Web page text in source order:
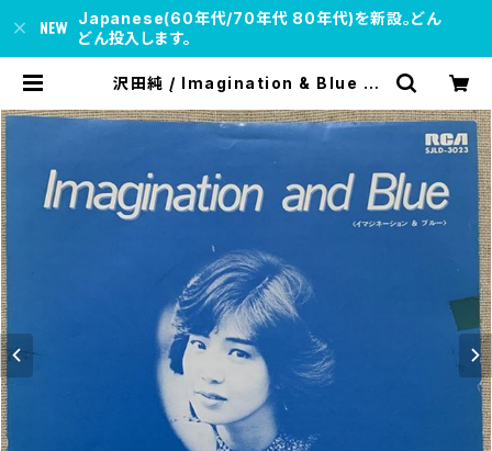
Japanese(60年代/70年代 80年代)を新設。どん
どん投入します。
沢田純 / Imagination & Blue プ